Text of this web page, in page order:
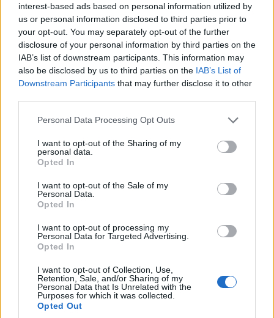
interest-based ads based on personal information utilized by
us or personal information disclosed to third parties prior to
your opt-out. You may separately opt-out of the further
disclosure of your personal information by third parties on the
IAB’s list of downstream participants. This information may
also be disclosed by us to third parties on the IAB’s List of
Downstream Participants that may further disclose it to other
Please note that this website/app uses one or more Google
not limited to your visit or usage behaviour. You may click to
grant or deny consent to Google and its third-party tags to
use your data for below specified purposes in below Google
consent section.
Personal Data Processing Opt Outs
I want to opt-out of the Sharing of my
personal data.
Opted In
I want to opt-out of the Sale of my
Personal Data.
Opted In
I want to opt-out of processing my
Personal Data for Targeted Advertising.
Opted In
I want to opt-out of Collection, Use,
Retention, Sale, and/or Sharing of my
Personal Data that Is Unrelated with the
Purposes for which it was collected.
Opted Out